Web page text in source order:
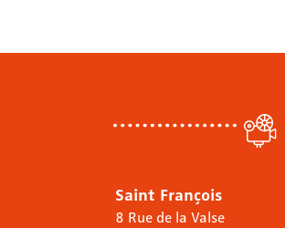
Saint François
8 Rue de la Valse